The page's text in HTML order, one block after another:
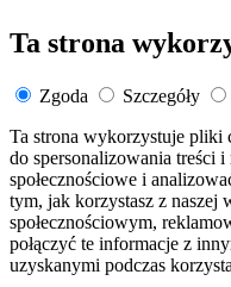
Ta strona
Zgoda Szczegóły
Ta strona wykorzystuje
do spersonalizowania treści
społecznościowe i
tym, jak korzystasz z naszej
społecznościowym,
połączyć te informacje z
uzyskanymi podczas